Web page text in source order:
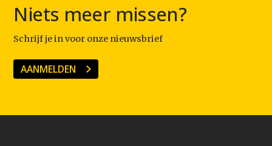
Niets meer missen?
Schrijf je in voor onze nieuwsbrief
AANMELDEN